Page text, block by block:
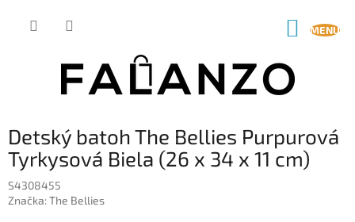
Detský batoh The Bellies Purpurová
Tyrkysová Biela (26 x 34 x 11 cm)
S4308455
Značka:The Bellies